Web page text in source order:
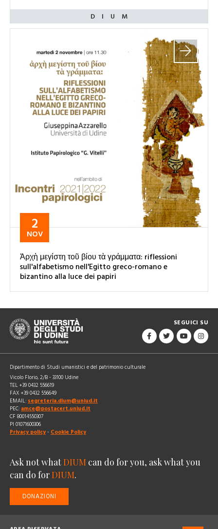
2
NOV
Ἀρχὴ μεγίστη τοῦ βίου τὰ γράμματα: riflessioni
sull'alfabetismo nell'Egitto greco-romano e
bizantino alla luce dei papiri
SEGUICI SU
Dipartimento di Studi umanistici e del patrimonio culturale
Vicolo Florio, 2/B - 33100 Udine
TEL +39 0432 556619
FAX +39 0432 556649
EMAIL: segreteria.dium@uniud.it
PEC: amce@postacert.uniud.it
CF 80014550307
PI 01071600306
Privacy policy - Cookie Policy
Ask not whatDIUM can do for you, ask what you
can do forDIUM.
DONAZIONI